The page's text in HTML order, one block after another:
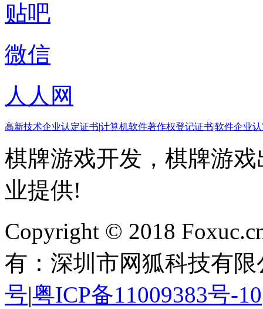
贴吧
微信
人人网
高新技术企业认定证书|计算机软件著作权登记证书|软件企业
棋牌游戏开发，棋牌游
业提供!
Copyright © 2018
有：深圳市网狐科技有限
号|粤ICP备11009383号-10